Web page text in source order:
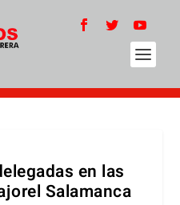
en las
Salamanca